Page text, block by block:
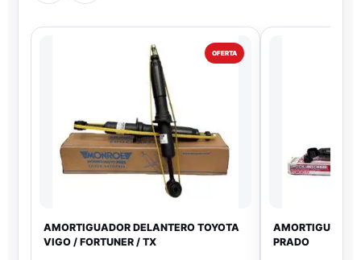
OFERTA
AMORTIGUADOR DELANTERO TOYOTA
VIGO / FORTUNER / TX
PRADO